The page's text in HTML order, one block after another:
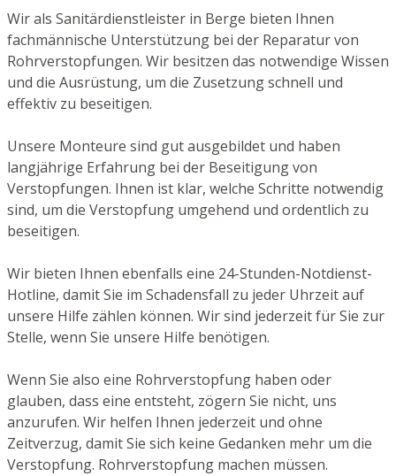
Wir als Sanitärdienstleister in Berge bieten Ihnen
fachmännische Unterstützung bei der Reparatur von
Rohrverstopfungen. Wir besitzen das notwendige Wissen
und die Ausrüstung, um die Zusetzung schnell und
effektiv zu beseitigen.
Unsere Monteure sind gut ausgebildet und haben
langjährige Erfahrung bei der Beseitigung von
Verstopfungen. Ihnen ist klar, welche Schritte notwendig
sind, um die Verstopfung umgehend und ordentlich zu
beseitigen.
Wir bieten Ihnen ebenfalls eine 24-Stunden-Notdienst-
Hotline, damit Sie im Schadensfall zu jeder Uhrzeit auf
unsere Hilfe zählen können. Wir sind jederzeit für Sie zur
Stelle, wenn Sie unsere Hilfe benötigen.
Wenn Sie also eine Rohrverstopfung haben oder
glauben, dass eine entsteht, zögern Sie nicht, uns
anzurufen. Wir helfen Ihnen jederzeit und ohne
Zeitverzug, damit Sie sich keine Gedanken mehr um die
Verstopfung. Rohrverstopfung machen müssen.